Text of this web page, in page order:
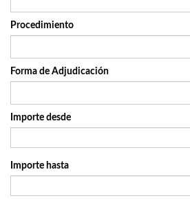
Procedimiento
Forma de Adjudicación
Importe desde
Importe hasta